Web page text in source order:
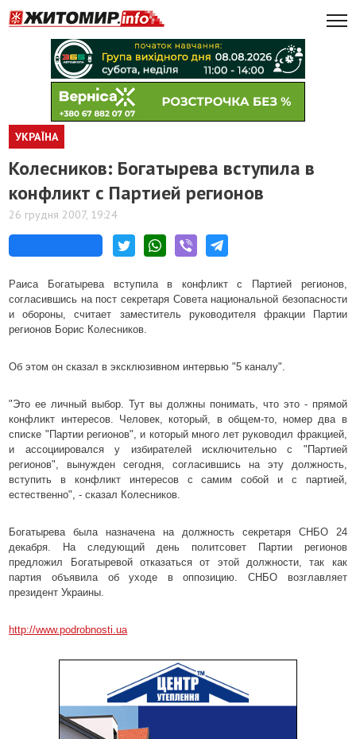
УКРАЇНА
Колесников: Богатырева вступила в
конфликт с Партией регионов
26 грудня 2007, 19:24
Раиса Богатырева вступила в конфликт с Партией регионов,
согласившись на пост секретаря Совета национальной безопасности
и обороны, считает заместитель руководителя фракции Партии
регионов Борис Колесников.
Об этом он сказал в эксклюзивном интервью "5 каналу".
"Это ее личный выбор. Тут вы должны понимать, что это - прямой
конфликт интересов. Человек, который, в общем-то, номер два в
списке "Партии регионов", и который много лет руководил фракцией,
и ассоциировался у избирателей исключительно с "Партией
регионов", вынужден сегодня, согласившись на эту должность,
вступить в конфликт интересов с самим собой и с партией,
естественно", - сказал Колесников.
Богатырева была назначена на должность секретаря СНБО 24
декабря. На следующий день политсовет Партии регионов
предложил Богатыревой отказаться от этой должности, так как
партия объявила об уходе в оппозицию. СНБО возглавляет
президент Украины.
http://www.podrobnosti.ua